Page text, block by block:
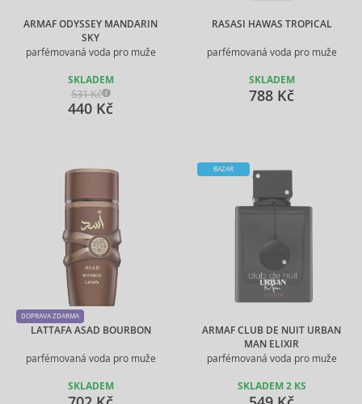
ARMAF ODYSSEY MANDARIN
SKY
parfémovaná voda pro muže
SKLADEM
531 Kč
440 Kč
RASASI HAWAS TROPICAL
parfémovaná voda pro muže
SKLADEM
788 Kč
LATTAFA ASAD BOURBON
parfémovaná voda pro muže
DOPRAVA ZDARMA
SKLADEM
ARMAF CLUB DE NUIT URBAN
MAN ELIXIR
parfémovaná voda pro muže
BAZAR
SKLADEM 2 KS